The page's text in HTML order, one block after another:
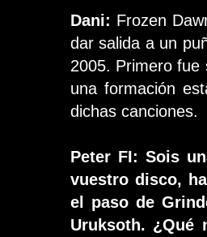
Dani: Frozen
dar salida a un
2005. Primero fue
una formación
dichas canciones.
Peter FI: Sois
vuestro disco,
el paso de
Uruksoth. ¿Qué